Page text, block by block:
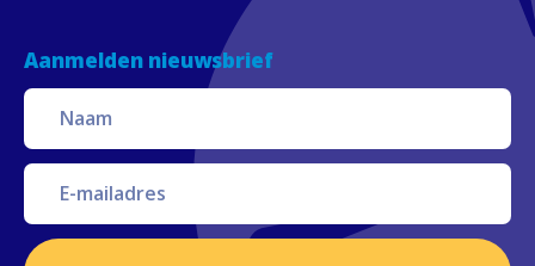
Aanmelden nieuwsbrief